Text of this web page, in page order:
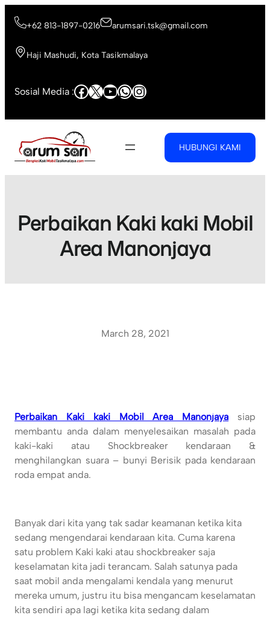
+62 813-1897-0216 arumsari.tsk@gmail.com
Haji Mashudi, Kota Tasikmalaya
Sosial Media :Facebook
X YouTube
WhatsApp
Instagram
HUBUNGI KAMI
Perbaikan Kaki kaki Mobil
Area Manonjaya
March 28, 2021
Perbaikan Kaki kaki Mobil Area Manonjaya siap
membantu anda dalam menyelesaikan masalah pada
kaki-kaki atau Shockbreaker kendaraan &
menghilangkan suara – bunyi Berisik pada kendaraan
roda empat anda.
Banyak dari kita yang tak sadar keamanan ketika kita
sedang mengendarai kendaraan kita. Cuma karena
satu problem Kaki kaki atau shockbreaker saja
keselamatan kita jadi terancam. Salah satunya pada
saat mobil anda mengalami kendala yang menurut
mereka umum, justru itu bisa mengancam keselamatan
kita sendiri apa lagi ketika kita sedang dalam